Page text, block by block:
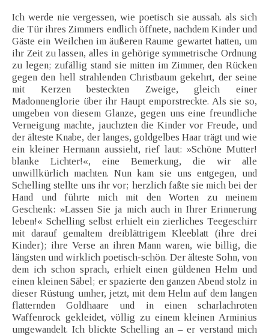
Ich werde nie vergessen, wie poetisch sie aussah. als sich
die Tür ihres Zimmers endlich öffnete, nachdem Kinder und
Gäste ein Weilchen im äußeren Raume gewartet hatten, um
ihr Zeit zu lassen, alles in gehörige symmetrische Ordnung
zu legen; zufällig stand sie mitten im Zimmer, den Rücken
gegen den hell strahlenden Christbaum gekehrt, der seine
mit Kerzen besteckten Zweige, gleich einer
Madonnenglorie über ihr Haupt emporstreckte. Als sie so,
umgeben von diesem Glanze, gegen uns eine freundliche
Verneigung machte, jauchzten die Kinder vor Freude, und
der älteste Knabe, der langes, goldgelbes Haar trägt und wie
ein kleiner Hermann aussieht, rief laut: »Schöne Mutter!
blanke Lichter!«, eine Bemerkung, die wir alle
unwillkürlich machten. Nun kam sie uns entgegen, und
Schelling stellte uns ihr vor; herzlich faßte sie mich bei der
Hand und führte mich mit den Worten zu meinem
Geschenk: »Lassen Sie ja mich auch in Ihrer Erinnerung
leben!« Schelling selbst erhielt ein zierliches Teegeschirr
mit darauf gemaltem dreiblättrigem Kleeblatt (ihre drei
Kinder); ihre Verse an ihren Mann waren, wie billig, die
längsten und wirklich poetisch-schön. Der älteste Sohn, von
dem ich schon sprach, erhielt einen güldenen Helm und
einen kleinen Säbel; er spazierte den ganzen Abend stolz in
dieser Rüstung umher, jetzt, mit dem Helm auf dem langen
flatternden Goldhaare und in einen scharlachroten
Waffenrock gekleidet, völlig zu einem kleinen Arminius
umgewandelt. Ich blickte Schelling an – er verstand mich